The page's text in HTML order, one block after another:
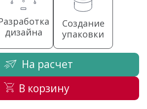
дизайна
Создание
упаковки
На расчет
В корзину